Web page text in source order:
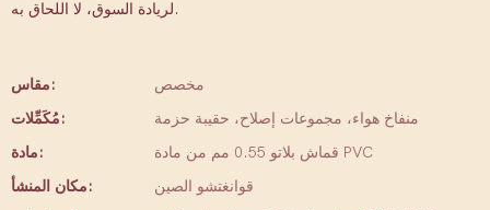
لريادة السوق، لا اللحاق به.
مقاس:
مخصص
مُكَمِّلات:
منفاخ هواء، مجموعات إصلاح، حقيبة حزمة
مادة:
قماش بلاتو 0.55 مم من مادة PVC
مكان المنشأ:
قوانغتشو الصين